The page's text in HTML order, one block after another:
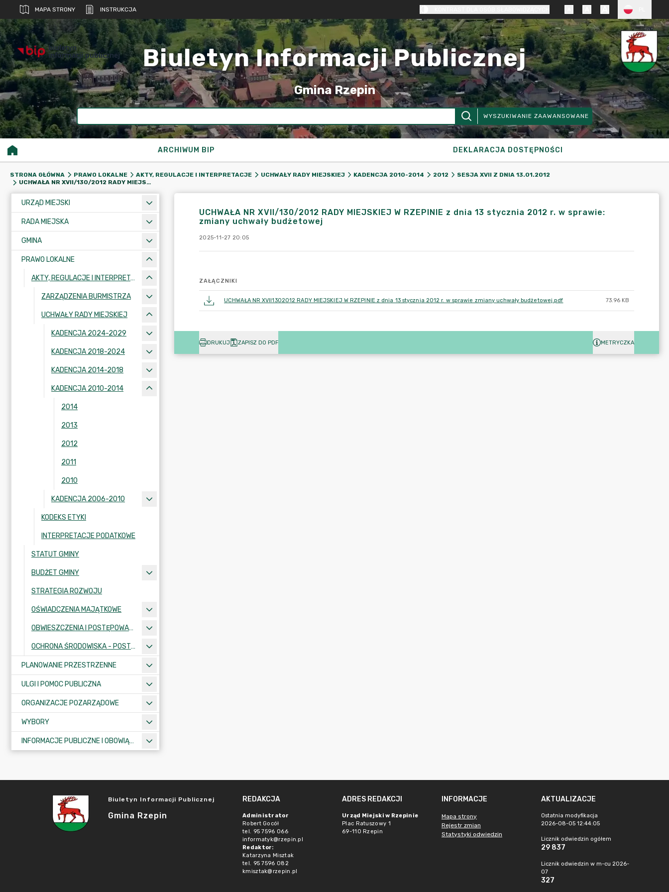
MAPA STRONY INSTRUKCJA
biuletyn
informacji publicznej Biuletyn Informacji Publicznej
Gmina Rzepin
WYSZUKIWANIE ZAAWANSOWANE
ARCHIWUM BIP DEKLARACJA DOSTĘPNOŚCI
STRONA GŁÓWNA PRAWO LOKALNE AKTY, REGULACJE I INTERPRETACJE UCHWAŁY RADY MIEJSKIEJ KADENCJA 2010-2014 2012
SESJA XVII Z DNIA 13.01.2012
UCHWAŁA NR XVII/130/2012 RADY MIEJSKIEJ W RZEPINIE Z DNIA 13 STYCZNIA 2012 R. W SPRAWIE: ZMIANY UCHWAŁY BUDŻETOWEJ
URZĄD MIEJSKI
RADA MIEJSKA
GMINA
PRAWO LOKALNE
AKTY, REGULACJE I INTERPRETACJE
ZARZĄDZENIA BURMISTRZA
UCHWAŁY RADY MIEJSKIEJ
KADENCJA 2024-2029
KADENCJA 2018-2024
KADENCJA 2014-2018
KADENCJA 2010-2014
2014
2013
2012
2011
2010
KADENCJA 2006-2010
KODEKS ETYKI
INTERPRETACJE PODATKOWE
STATUT GMINY
BUDŻET GMINY
STRATEGIA ROZWOJU
OŚWIADCZENIA MAJĄTKOWE
OBWIESZCZENIA I POSTĘPOWANIA ADMINISTRACYJNE
OCHRONA ŚRODOWISKA - POSTĘPOWANIA I INFORMACJE
PLANOWANIE PRZESTRZENNE
ULGI I POMOC PUBLICZNA
ORGANIZACJE POZARZĄDOWE
WYBORY
INFORMACJE PUBLICZNE I OBOWIĄZKOWE
UCHWAŁA NR XVII/130/2012 RADY MIEJSKIEJ W RZEPINIE z dnia 13 stycznia 2012 r. w sprawie:
zmiany uchwały budżetowej
2025-11-27 20:05
ZAŁĄCZNIKI
UCHWAŁA NR XVII1302012 RADY MIEJSKIEJ W RZEPINIE z dnia 13 stycznia 2012 r. w sprawie zmiany uchwały budżetowej.pdf 73.96 KB
DRUKUJ ZAPISZ DO PDF METRYCZKA
Biuletyn Informacji Publicznej
Gmina Rzepin
REDAKCJA
Administrator
Robert Gocół
tel. 95 7596 066
informatyk@rzepin.pl
Redaktor:
Katarzyna Misztak
tel. 95 7596 082
kmisztak@rzepin.pl
ADRES REDAKCJI
Urząd Miejski w Rzepinie
Plac Ratuszowy 1
69-110 Rzepin
INFORMACJE
Mapa strony
Rejestr zmian
Statystyki odwiedzin
AKTUALIZACJE
Ostatnia modyfikacja
2026-08-05 12:44:05
Licznik odwiedzin ogółem
29 837
Licznik odwiedzin w m-cu 2026-
07
327